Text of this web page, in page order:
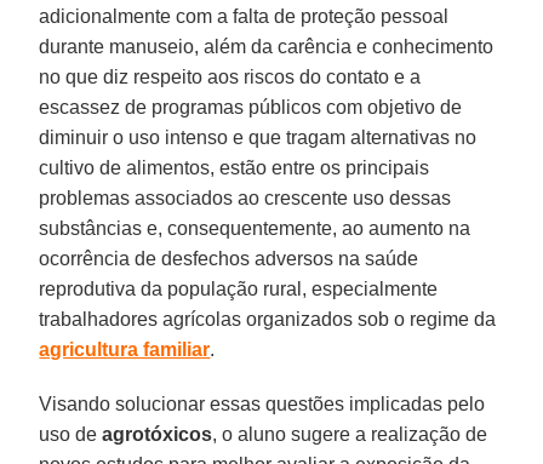
adicionalmente com a falta de proteção pessoal
durante manuseio, além da carência e conhecimento
no que diz respeito aos riscos do contato e a
escassez de programas públicos com objetivo de
diminuir o uso intenso e que tragam alternativas no
cultivo de alimentos, estão entre os principais
problemas associados ao crescente uso dessas
substâncias e, consequentemente, ao aumento na
ocorrência de desfechos adversos na saúde
reprodutiva da população rural, especialmente
trabalhadores agrícolas organizados sob o regime da
agricultura familiar.
Visando solucionar essas questões implicadas pelo
uso deagrotóxicos, o aluno sugere a realização de